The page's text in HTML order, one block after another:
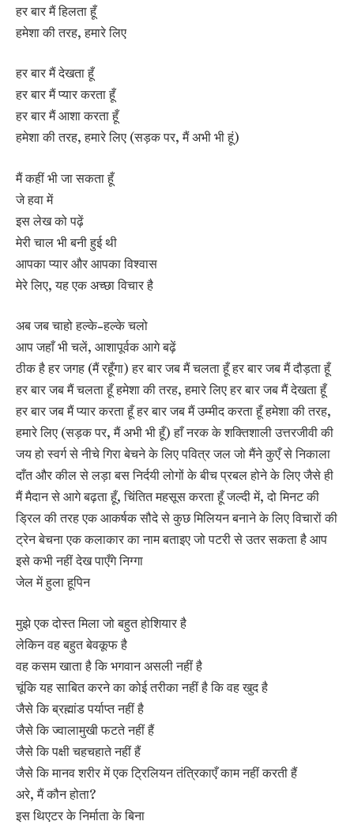
हर बार मैं हिलता हूँ
हमेशा की तरह, हमारे लिए
हर बार मैं देखता हूँ
हर बार मैं प्यार करता हूँ
हर बार मैं आशा करता हूँ
हमेशा की तरह, हमारे लिए (सड़क पर, मैं अभी भी हूं)
मैं कहीं भी जा सकता हूँ
जे हवा में
इस लेख को पढ़ें
मेरी चाल भी बनी हुई थी
आपका प्यार और आपका विश्वास
मेरे लिए, यह एक अच्छा विचार है
अब जब चाहो हल्के-हल्के चलो
आप जहाँ भी चलें, आशापूर्वक आगे बढ़ें
ठीक है हर जगह (मैं रहूँगा) हर बार जब मैं चलता हूँ हर बार जब मैं दौड़ता हूँ
हर बार जब मैं चलता हूँ हमेशा की तरह, हमारे लिए हर बार जब मैं देखता हूँ
हर बार जब मैं प्यार करता हूँ हर बार जब मैं उम्मीद करता हूँ हमेशा की तरह,
हमारे लिए (सड़क पर, मैं अभी भी हूँ) हाँ नरक के शक्तिशाली उत्तरजीवी की
जय हो स्वर्ग से नीचे गिरा बेचने के लिए पवित्र जल जो मैंने कुएँ से निकाला
दाँत और कील से लड़ा बस निर्दयी लोगों के बीच प्रबल होने के लिए जैसे ही
मैं मैदान से आगे बढ़ता हूँ, चिंतित महसूस करता हूँ जल्दी में, दो मिनट की
ड्रिल की तरह एक आकर्षक सौदे से कुछ मिलियन बनाने के लिए विचारों की
ट्रेन बेचना एक कलाकार का नाम बताइए जो पटरी से उतर सकता है आप
इसे कभी नहीं देख पाएँगे निग्गा
जेल में हुला हूपिन
मुझे एक दोस्त मिला जो बहुत होशियार है
लेकिन वह बहुत बेवकूफ है
वह कसम खाता है कि भगवान असली नहीं है
चूंकि यह साबित करने का कोई तरीका नहीं है कि वह खुद है
जैसे कि ब्रह्मांड पर्याप्त नहीं है
जैसे कि ज्वालामुखी फटते नहीं हैं
जैसे कि पक्षी चहचहाते नहीं हैं
जैसे कि मानव शरीर में एक ट्रिलियन तंत्रिकाएँ काम नहीं करती हैं
अरे, मैं कौन होता?
इस थिएटर के निर्माता के बिना